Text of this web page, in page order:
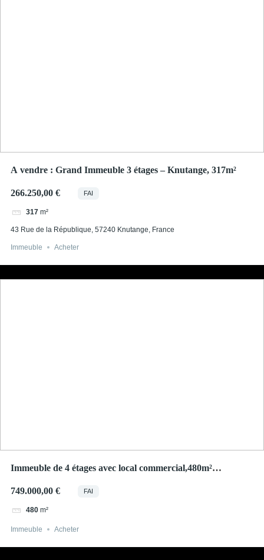
A vendre : Grand Immeuble 3 étages – Knutange, 317m²
266.250,00 € FAI
317m²
43 Rue de la République, 57240 Knutange, France
Immeuble Acheter
Immeuble de 4 étages avec local commercial,480m²
749.000,00 €
FAI
480m²
Immeuble Acheter